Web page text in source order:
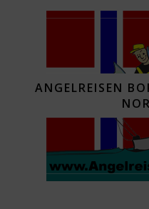
ANGELREISEN